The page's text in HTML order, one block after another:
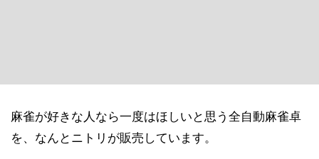
麻雀が好きな人なら一度はほしいと思う全自動麻雀卓
を、なんとニトリが販売しています。